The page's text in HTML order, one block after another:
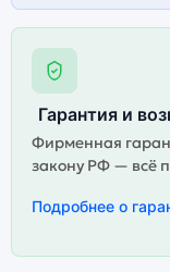
Гарантия и
Фирменная
закону РФ — всё
Подробнее о